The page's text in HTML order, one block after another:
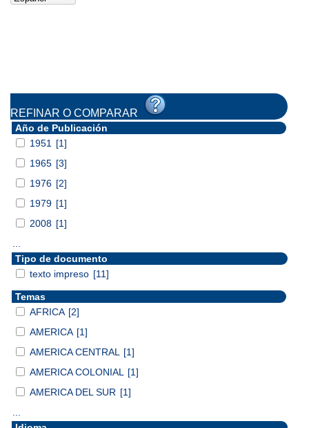
REFINAR O COMPARAR
Año de Publicación
1951
[1]
1965 [3]
1976 [2]
1979 [1]
2008 [1]
Tipo de documento
texto impreso [11]
Temas
AFRICA [2]
AMERICA [1]
AMERICA CENTRAL
[1]
AMERICA COLONIAL
[1]
AMERICA DEL SUR [1]